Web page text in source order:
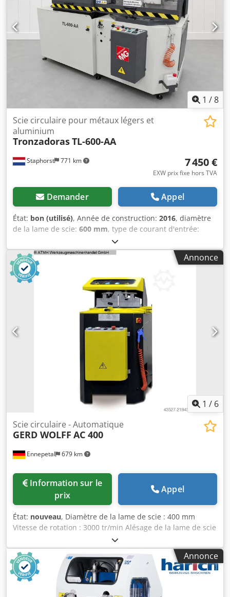
1 /8
Staphorst 771 km
Scie circulaire pour métaux légers et
aluminium
TronzadorasTL-600-AA
7 450 €
EXW prix fixe hors TVA
Demander Appel
État: bon (utilisé), Année de construction: 2016, diamètre
de la lame de scie: 600 mm, type de courant d'entrée:
, pression de service:8 barre
aluminium, qui effectue des coupes automatiques grâce à
un système pneumatique à deux boutons, et qui maintient
la pièce à usiner par un double système de serrage
pneumatique. Le serrage est réglable, tant
horizontalement que verticalement. De plus, cette scie est
équipée d'un système de lubrification par brumisation, ce
qui améliore la qualité de la coupe. L'avance de la lame de
scie est réglable sur cette machine. Codpfxozf U Tmo
Anmorf Caractéristiques : - Mouvement de coupe
automatique - Double système de serrage pneumatique -
La lame de scie se déplace de bas en haut - Lame de scie
en carbure - Vitesse de coupe réglable - Butée de longueur
- Système de lubrification et de refroidissement -
Installation de brumisation - Pistolet à air - Coupe d'onglet
- Coupe automatique et coupe manuelle La machine est
livrée montée et installée. Des tests sont possibles.
Annonce
1 / 6
Ennepetal 679 km
Scie circulaire - Automatique
GERD WOLFF AC 400
prix
Appel
État: nouveau, Diamètre de la lame de scie : 400 mm
Vitesse de rotation : 3000 tr/min Alésage de la lame de scie
: 32 mm Largeur de la lame de scie : 4 mm Commande : NC
Puissance totale requise : 1,5-2 kW Poids de la machine :
env. 162 kg Encombrement : env. 740 x 780 x 1350 mm La
Gerd Wolff AC 400 est une scie automatique à aluminium,
fabriquée pour notre marque de distribution "GERD
WOLLF Maschinenfabrik" par un fabricant réputé de
Annonce